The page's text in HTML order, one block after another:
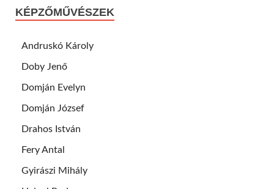
KÉPZŐMŰVÉSZEK
Andruskó Károly
Doby Jenő
Domján Evelyn
Domján József
Drahos István
Fery Antal
Gyirászi Mihály